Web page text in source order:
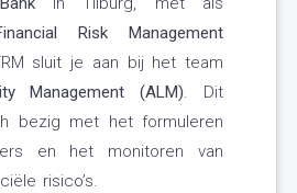
Risk Management
sluit je aan bij het team
Management (ALM). Dit
bezig met het formuleren
en het monitoren van
risico’s.